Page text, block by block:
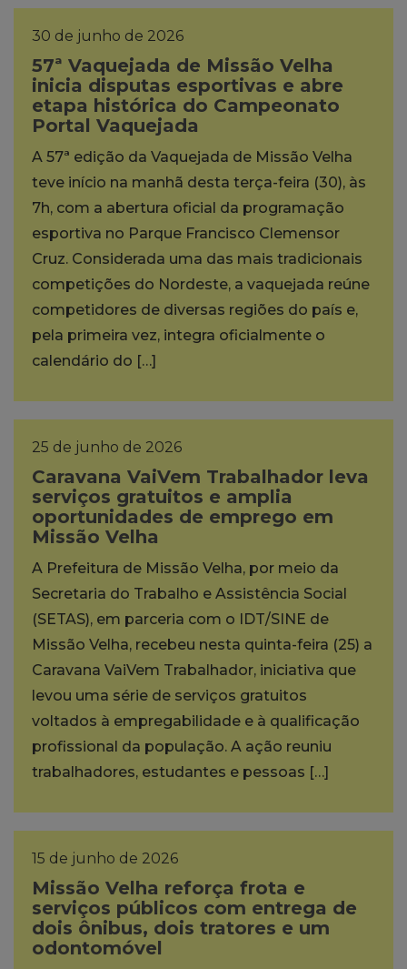
30 de junho de 2026
57ª Vaquejada de Missão Velha
inicia disputas esportivas e abre
etapa histórica do Campeonato
Portal Vaquejada
A 57ª edição da Vaquejada de Missão Velha
teve início na manhã desta terça-feira (30), às
7h, com a abertura oficial da programação
esportiva no Parque Francisco Clemensor
Cruz. Considerada uma das mais tradicionais
competições do Nordeste, a vaquejada reúne
competidores de diversas regiões do país e,
pela primeira vez, integra oficialmente o
calendário do […]
25 de junho de 2026
Caravana VaiVem Trabalhador leva
serviços gratuitos e amplia
oportunidades de emprego em
Missão Velha
A Prefeitura de Missão Velha, por meio da
Secretaria do Trabalho e Assistência Social
(SETAS), em parceria com o IDT/SINE de
Missão Velha, recebeu nesta quinta-feira (25) a
Caravana VaiVem Trabalhador, iniciativa que
levou uma série de serviços gratuitos
voltados à empregabilidade e à qualificação
profissional da população. A ação reuniu
trabalhadores, estudantes e pessoas […]
15 de junho de 2026
Missão Velha reforça frota e
serviços públicos com entrega de
dois ônibus, dois tratores e um
odontomóvel